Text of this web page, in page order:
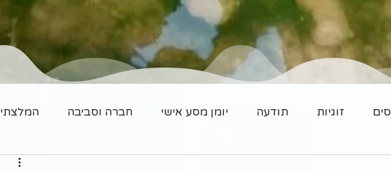
זוגיות תודעה יומן מסע אישי חברה וסביבה המלצתי